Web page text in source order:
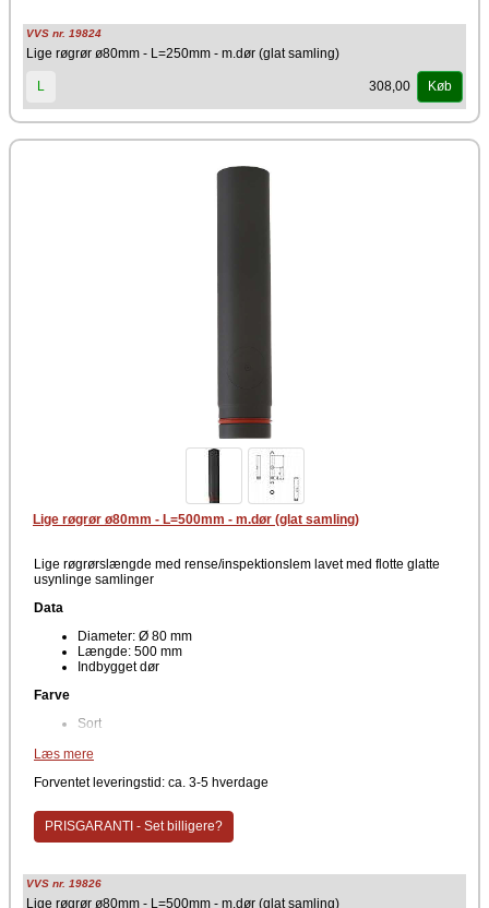
VVS nr. 19824
Lige røgrør ø80mm - L=250mm - m.dør (glat samling)
L 308,00 Køb
Lige røgrør ø80mm - L=500mm - m.dør (glat samling)
Lige røgrørslængde med rense/inspektionslem lavet med flotte glatte
usynlinge samlinger
Data
Diameter: Ø 80 mm
Længde: 500 mm
Indbygget dør
Farve
Sort
Røgrørs længder med renselem laves som standard i 2 forskellige
se på. Er du i tvivl om hvor din rensedør skal være placeret, så kontakt
skorstenen.
Læs mere
Forventet leveringstid: ca. 3-5 hverdage
PRISGARANTI - Set billigere?
VVS nr. 19826
Lige røgrør ø80mm - L=500mm - m.dør (glat samling)